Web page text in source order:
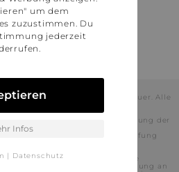
United States
gesetzlichen Mehrwertsteuer. Alle
Rabatte, die durch die Nutzung der
unserer Partner voraussichtlich
führt keine vollständige Prüfung
es kann daher in Einzelfällen
abweichend von unserem
Shop nicht oder nur teilweise
hinaus kann deren Verwendung an
um dem
zuzustimmen. Du
jederzeit
Infos
| Datenschutz